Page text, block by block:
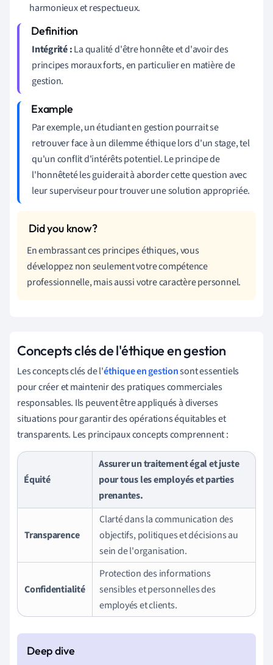
harmonieux et respectueux.
Intégrité :La qualité d'être honnête et d'avoir des
principes moraux forts, en particulier en matière de
gestion.
Par exemple, un étudiant en gestion pourrait se
retrouver face à un dilemme éthique lors d'un stage, tel
qu'un conflit d'intérêts potentiel. Le principe de
l'honnêteté les guiderait à aborder cette question avec
leur superviseur pour trouver une solution appropriée.
En embrassant ces principes éthiques, vous
développez non seulement votre compétence
professionnelle, mais aussi votre caractère personnel.
Concepts clés de l'éthique en gestion
Les concepts clés de l'éthique en gestionsont essentiels
pour créer et maintenir des pratiques commerciales
responsables. Ils peuvent être appliqués à diverses
situations pour garantir des opérations équitables et
transparents. Les principaux concepts comprennent :
Équité
Assurer un traitement égal et juste
pour tous les employés et parties
prenantes.
Transparence
Clarté dans la communication des
objectifs, politiques et décisions au
sein de l'organisation.
Confidentialité
Protection des informations
sensibles et personnelles des
employés et clients.